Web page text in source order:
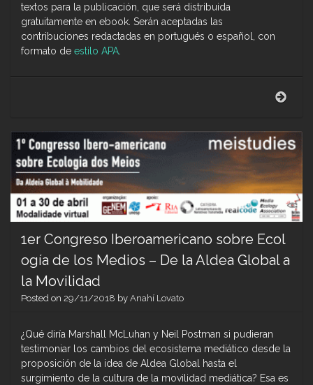
textos para la publicación, que será distribuida
gratuitamente en ebook. Serán aceptadas las
contribuciones redactadas en portugués o español, con
formato de estilo APA
de
para
1er Congreso Iberoamericano sobre Ecol
ogía de los Medios – De la Aldea Global a
la Movilidad
Posted on 29/11/2018 by Anahí Lovato
¿Qué diría Marshall McLuhan y Neil Postman si pudieran
testimoniar los cambios del ecosistema mediático desde la
proposición de la idea de Aldea Global hasta el
surgimiento de la cultura de la movilidad mediática? Esa es